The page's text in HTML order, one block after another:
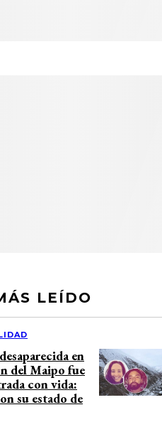
LEÍDO
en
del Maipo fue
con vida:
su estado de